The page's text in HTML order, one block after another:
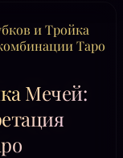
и Тройка
Таро
Мечей: